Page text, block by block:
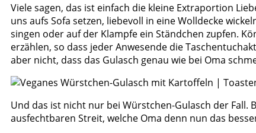
Viele sagen, das ist einfach die kleine Extraportion
uns aufs Sofa setzen, liebevoll in eine Wolldecke
singen oder auf der Klampfe ein Ständchen zupfen.
erzählen, so dass jeder Anwesende die
aber nicht, dass das Gulasch genau wie bei Oma
Und das ist nicht nur bei Würstchen-Gulasch der Fall.
ausfechtbaren Streit, welche Oma denn nun das